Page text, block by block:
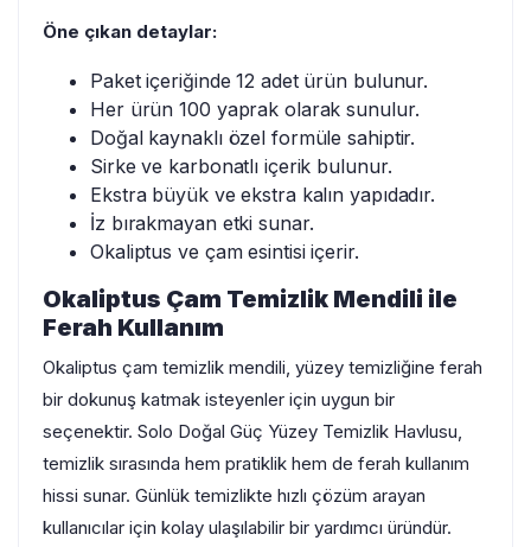
Öne çıkan detaylar:
Paket içeriğinde 12 adet ürün bulunur.
Her ürün 100 yaprak olarak sunulur.
Doğal kaynaklı özel formüle sahiptir.
Sirke ve karbonatlı içerik bulunur.
Ekstra büyük ve ekstra kalın yapıdadır.
İz bırakmayan etki sunar.
Okaliptus ve çam esintisi içerir.
Okaliptus Çam Temizlik Mendili ile
Ferah Kullanım
Okaliptus çam temizlik mendili, yüzey temizliğine ferah
bir dokunuş katmak isteyenler için uygun bir
seçenektir. Solo Doğal Güç Yüzey Temizlik Havlusu,
temizlik sırasında hem pratiklik hem de ferah kullanım
hissi sunar. Günlük temizlikte hızlı çözüm arayan
kullanıcılar için kolay ulaşılabilir bir yardımcı üründür.